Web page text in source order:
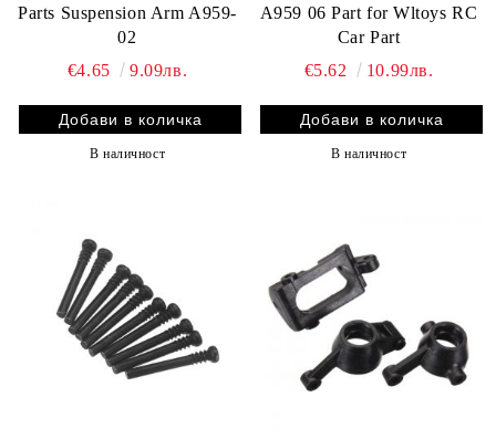
Parts Suspension Arm A959-
02
€4.65
9.09лв.
В наличност
A959 06 Part for Wltoys RC
Car Part
€5.62
10.99лв.
В наличност